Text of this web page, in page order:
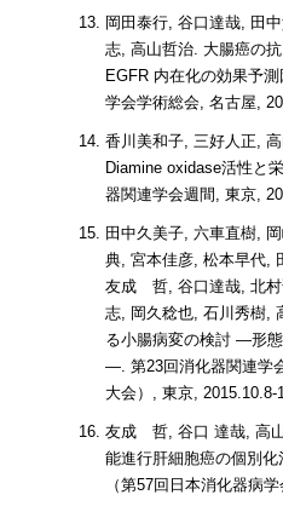
岡田泰行, 谷口達哉, 田
志, 高山哲治. 大腸癌の
EGFR 内在化の効果予
学会学術総会, 名古屋,
香川美和子, 三好人正,
Diamine oxidase活性と
器関連学会週間, 東京,
田中久美子, 六車直樹,
典, 宮本佳彦, 松本早代,
友成 哲, 谷口達哉, 北村
志, 岡久稔也, 石川秀樹,
る小腸病変の検討 ―形
―. 第23回消化器関連学
大会）, 東京, 2015.10.8-
友成 哲, 谷口 達哉, 高
能進行肝細胞癌の個別
（第57回日本消化器病